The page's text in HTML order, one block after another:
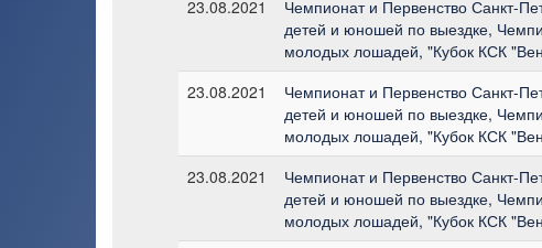
23.08.2021
Чемпионат и Первенство Санкт-
детей и юношей по выездке,
молодых лошадей, "Кубок КСК
23.08.2021
Чемпионат и Первенство Санкт-
детей и юношей по выездке,
молодых лошадей, "Кубок КСК
23.08.2021
Чемпионат и Первенство Санкт-
детей и юношей по выездке,
молодых лошадей, "Кубок КСК